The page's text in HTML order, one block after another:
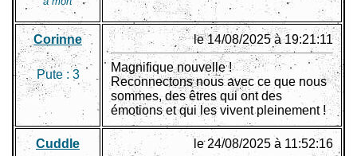
Corinne
Pute :3
le 14/08/2025 à 19:21:11
Magnifique nouvelle !
Reconnectons nous avec ce que nous
sommes, des êtres qui ont des
émotions et qui les vivent pleinement !
Cuddle le 24/08/2025 à 11:52:16